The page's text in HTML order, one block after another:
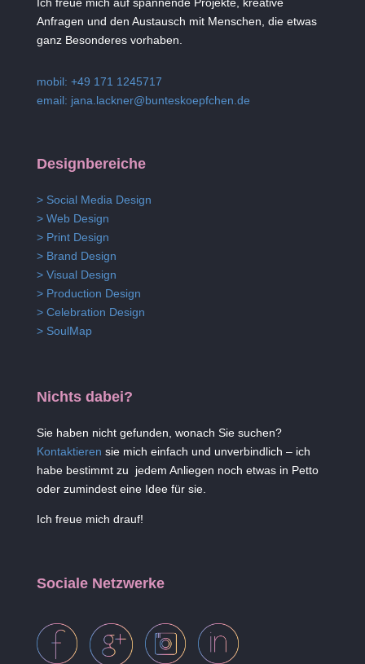
Anfragen und den Austausch mit Menschen, die etwas
ganz Besonderes vorhaben.
mobil: +49 171 1245717
email: jana.lackner@bunteskoepfchen.de
Designbereiche
> Social Media Design
> Web Design
> Print Design
> Brand Design
> Visual Design
> Production Design
> Celebration Design
> SoulMap
Nichts dabei?
Sie haben nicht gefunden, wonach Sie suchen?
Kontaktieren sie mich einfach und unverbindlich – ich
habe bestimmt zu jedem Anliegen noch etwas in Petto
oder zumindest eine Idee für sie.
Ich freue mich drauf!
Sociale Netzwerke